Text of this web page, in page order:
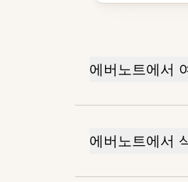
에버노트에서
에버노트에서